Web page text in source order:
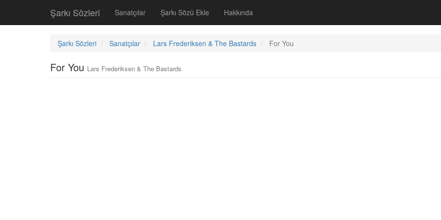
Şarkı Sözleri Sanatçılar Şarkı Sözü Ekle Hakkında
Şarkı Sözleri Sanatçılar Lars Frederiksen & The Bastards For You
For You Lars Frederiksen & The Bastards